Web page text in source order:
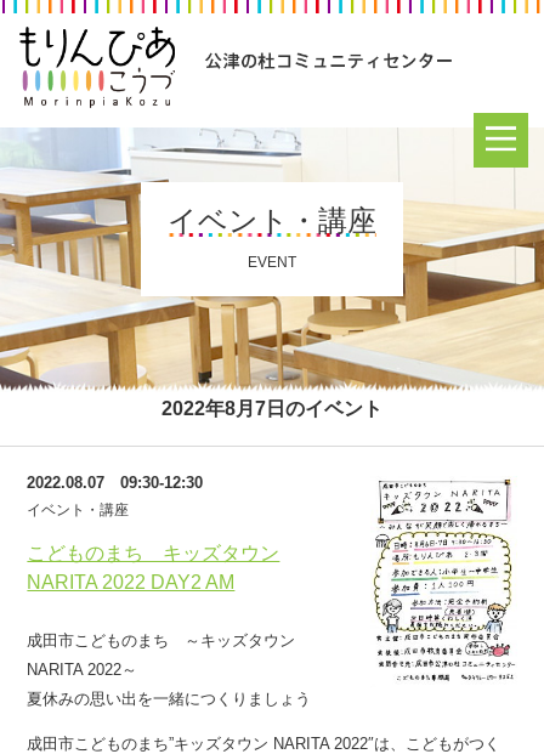
イベント・講座
EVENT
2022年8月7日のイベント
こどものまち キッズタウン
NARITA 2022 DAY2 AM
2022.08.07 09:30-12:30
イベント・講座
成田市こどものまち ～キッズタウン
NARITA 2022～
夏休みの思い出を一緒につくりましょう
成田市こどものまち”キッズタウン NARITA 2022″は、こどもがつく